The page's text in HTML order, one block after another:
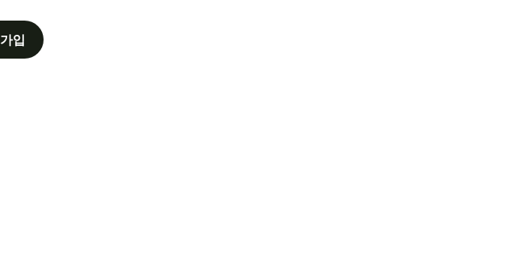
가입